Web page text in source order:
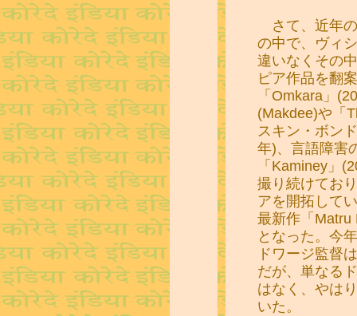
さて、近年
の中で、ヴィ
違いなくその
ピア作品を翻
「Omkara」
(Makdee)や「
スキン・ボン
年)、言語障害
「Kaminey」
撮り続けてお
アを開拓して
最新作「Matru
となった。今
ドワージ監督
だが、単なる
はなく、やは
いた。